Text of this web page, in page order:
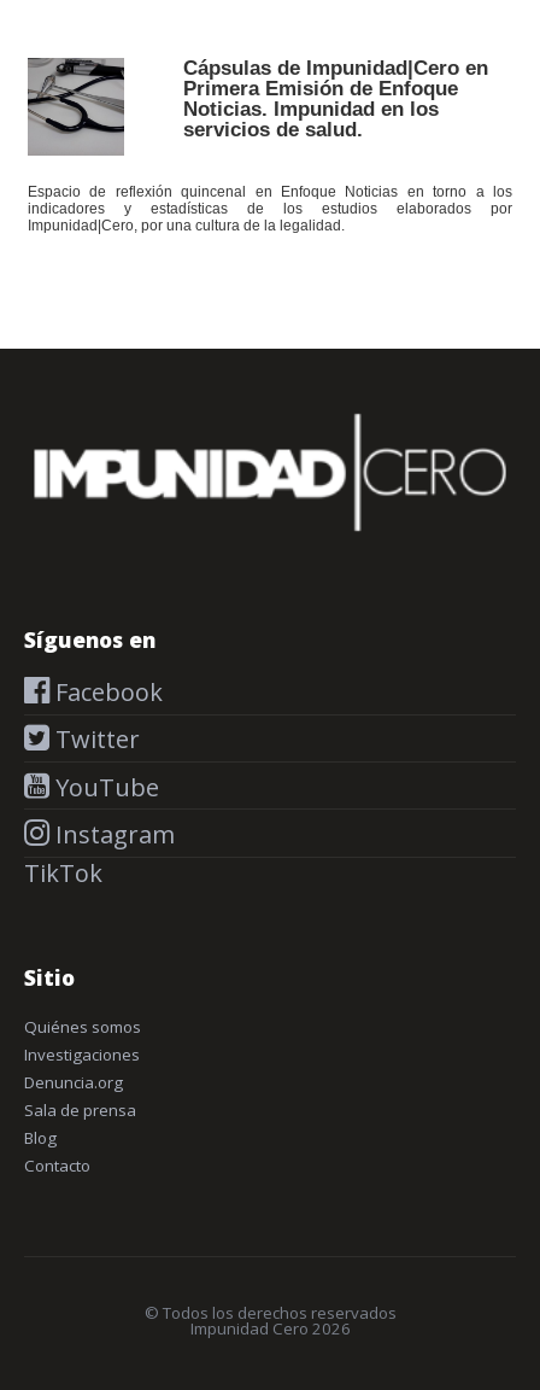
Cápsulas de Impunidad|Cero en
Primera Emisión de Enfoque
Noticias. Impunidad en los
servicios de salud.
Espacio de reflexión quincenal en Enfoque Noticias en torno a los
indicadores y estadísticas de los estudios elaborados por
Impunidad|Cero, por una cultura de la legalidad.
Síguenos en
Facebook
Twitter
YouTube
Instagram
TikTok
Sitio
Quiénes somos
Investigaciones
Denuncia.org
Sala de prensa
Blog
Contacto
© Todos los derechos reservados
Impunidad Cero 2026